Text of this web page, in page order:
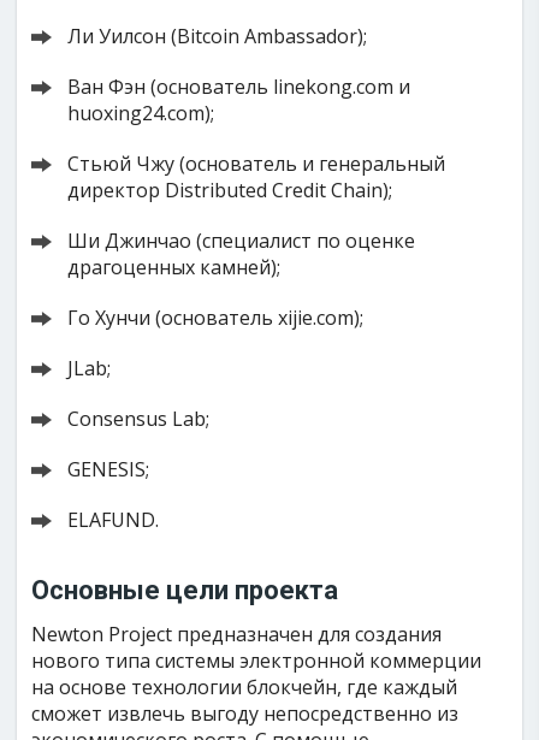
Ли Уилсон (Bitcoin Ambassador);
Ван Фэн (основатель linekong.com и
huoxing24.com);
Стьюй Чжу (основатель и генеральный
директор Distributed Credit Chain);
Ши Джинчао (специалист по оценке
драгоценных камней);
Го Хунчи (основатель xijie.com);
JLab;
Consensus Lab;
GENESIS;
ELAFUND.
Основные цели проекта
Newton Project предназначен для создания
нового типа системы электронной коммерции
на основе технологии блокчейн, где каждый
сможет извлечь выгоду непосредственно из